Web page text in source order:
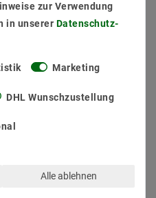
23,23 €
kauften auch
zur Verwendung
in unserer Daten­schutz­
Marketing
DHL Wunschzustellung
Alle ablehnen